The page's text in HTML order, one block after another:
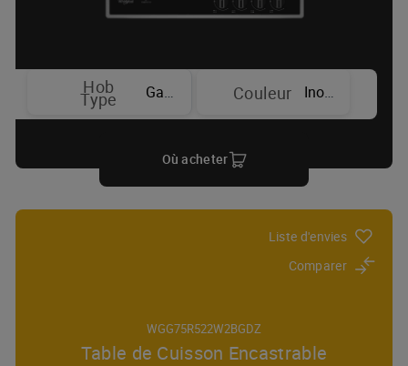
Hob
Type Gaz Couleur Inox
Où acheter
Liste d'envies
Comparer
WGG75R522W2BGDZ
Table de Cuisson Encastrable